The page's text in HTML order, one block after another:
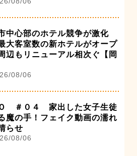
中心部のホテル競争が激化
大客室数の新ホテルがオープ
もリニューアル相次ぐ【岡
08/06
＃０４ 家出した女子生徒
魔の手！フェイク動画の濡れ
らせ
08/06